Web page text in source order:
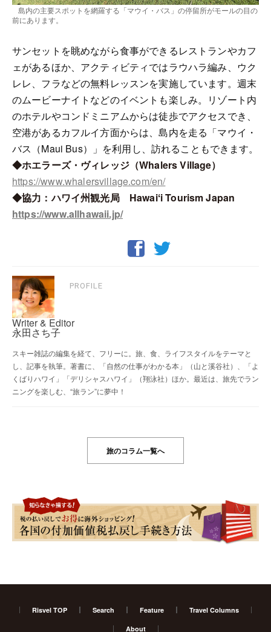
島内の主要スポットを網羅する「マウイ・バス」の停留所がモールの目の
前にあります。
サンセットを眺めながら食事ができるレストランやカフ
ェがあるほか、アクティビティではラウハラ編み、ウク
レレ、フラなどの無料レッスンを実施しています。週末
のムービーナイトなどのイベントも楽しみ。リゾート内
のホテルやコンドミニアムからは徒歩でアクセスでき、
空港があるカフルイ方面からは、島内を走る「マウイ・
バス（Maui Bus）」を利用し、訪れることもできます。
◆ホエラーズ・ヴィレッジ（Whalers Village）
https://www.whalersvillage.com/en/
◆協力：ハワイ州観光局 Hawaiʻi Tourism Japan
https://www.allhawaii.jp/
PROFILE
Writer & Editor
永田さち子
スキー雑誌の編集を経て、フリーに。旅、食、ライフスタイルをテーマと
し、記事を執筆。著書に、「自然の仕事がわかる本」（山と溪谷社）、「よ
くばりハワイ」「デリシャスハワイ」（翔泳社）ほか。最近は、旅先でラン
ニングを楽しむ、“旅ラン”に夢中！
旅のコラム一覧へ
Risvel TOP Search Feature Travel Columns
About